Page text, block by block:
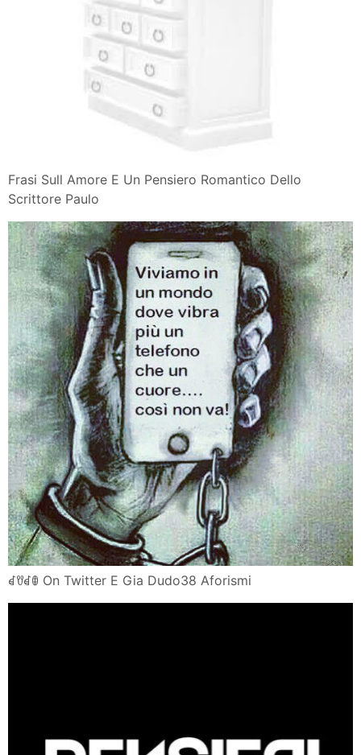
Frasi Sull Amore E Un Pensiero Romantico Dello
Scrittore Paulo
ꀸꀎꀸꂦ On Twitter E Gia Dudo38 Aforismi